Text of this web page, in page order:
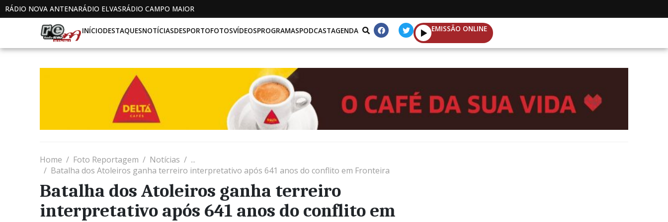
RÁDIO NOVA ANTENARÁDIO ELVASRÁDIO CAMPO MAIOR
INÍCIODESTAQUESNOTÍCIASDESPORTOFOTOSVÍDEOSPROGRAMASPODCASTAGENDA EMISSÃO ONLINE
Home Foto Reportagem Notícias
...
Batalha dos Atoleiros ganha terreiro interpretativo após 641 anos do conflito em Fronteira
Batalha dos Atoleiros ganha terreiro
interpretativo após 641 anos do conflito em